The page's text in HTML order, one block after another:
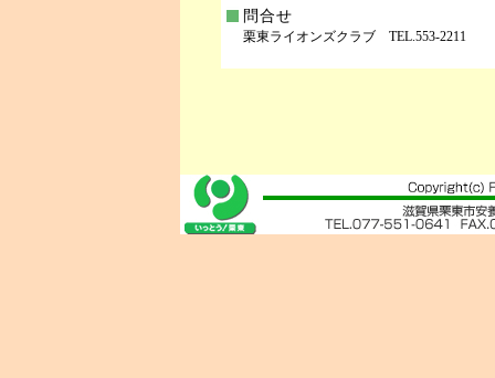
問合せ
栗東ライオンズクラブ TEL.553-2211